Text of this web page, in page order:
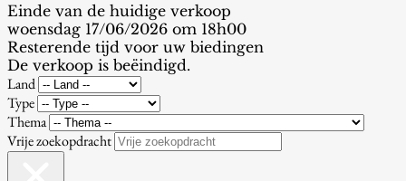
Einde van de huidige verkoop
woensdag 17/06/2026 om 18h00
Resterende tijd voor uw biedingen
De verkoop is beëindigd.
Land
Type
Thema
Vrije zoekopdracht